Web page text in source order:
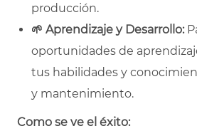
producción.
🌱 Aprendizaje y Desarrollo:
oportunidades de
tus habilidades y
y mantenimiento.
Como se ve el éxito: